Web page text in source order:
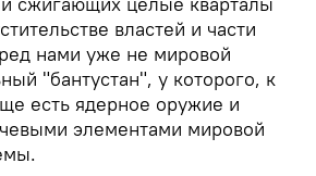
властей и части
нами уже не мировой
"бантустан", у которого, к
есть ядерное оружие и
элементами мировой